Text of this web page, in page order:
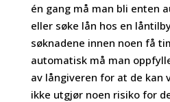
én gang må man bli enten
eller søke lån hos en
søknadene innen noen få
automatisk må man
av långiveren for at de kan
ikke utgjør noen risiko for